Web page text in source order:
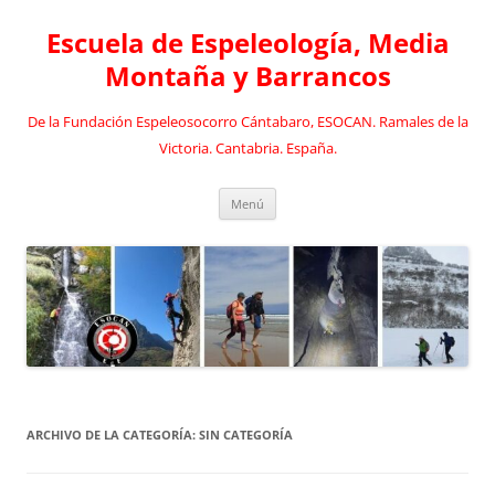
contenido
Escuela de Espeleología, Media
Montaña y Barrancos
De la Fundación Espeleosocorro Cántabaro, ESOCAN. Ramales de la
Victoria. Cantabria. España.
Menú
ARCHIVO DE LA CATEGORÍA: SIN CATEGORÍA